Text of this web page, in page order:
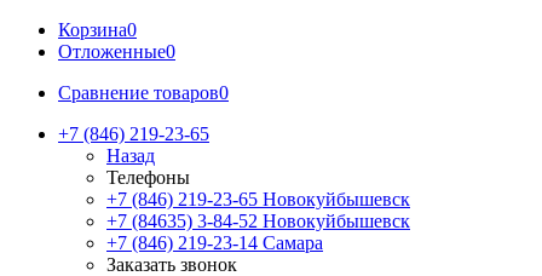
Корзина0
Отложенные0
Сравнение товаров0
+7 (846) 219-23-65
Назад
Телефоны
+7 (846) 219-23-65 Новокуйбышевск
+7 (84635) 3-84-52 Новокуйбышевск
+7 (846) 219-23-14 Самара
Заказать звонок